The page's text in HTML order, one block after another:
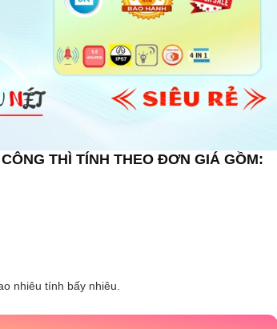
THÌ TÍNH THEO ĐƠN GIÁ GỒM:
nhiêu tính bấy nhiêu.